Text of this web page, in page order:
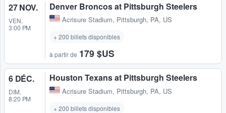
27 NOV.
VEN.
3:00 PM
Denver Broncos at Pittsburgh Steelers
Acrisure Stadium, Pittsburgh, PA, US
+ 200 billets disponibles
à partir de 179 $US
6 DÉC.
DIM.
8:20 PM
Houston Texans at Pittsburgh Steelers
Acrisure Stadium, Pittsburgh, PA, US
+ 200 billets disponibles